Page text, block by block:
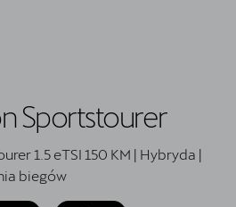
ręki
Sportstourer
1.5 eTSI 150 KM | Hybryda |
biegów